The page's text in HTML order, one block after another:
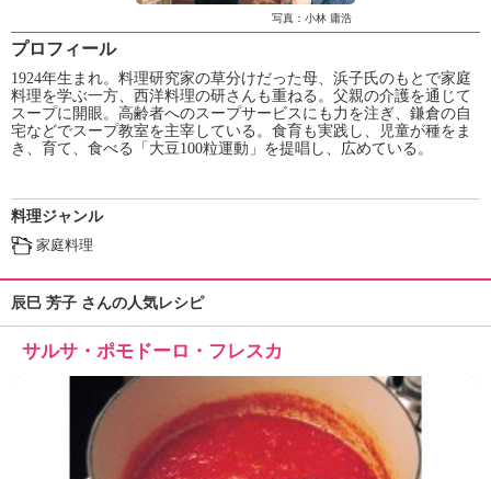
ー
シ
ナ
ル
「
み
う
料
理
」
写真：小林 庸浩
プロフィール
1924年生まれ。料理研究家の草分けだった母、浜子氏のもとで家庭
料理を学ぶ一方、西洋料理の研さんも重ねる。父親の介護を通じて
スープに開眼。高齢者へのスープサービスにも力を注ぎ、鎌倉の自
宅などでスープ教室を主宰している。食育も実践し、児童が種をま
き、育て、食べる「大豆100粒運動」を提唱し、広めている。
料理ジャンル
家庭料理
辰巳 芳子 さんの人気レシピ
サルサ・ポモドーロ・フレスカ